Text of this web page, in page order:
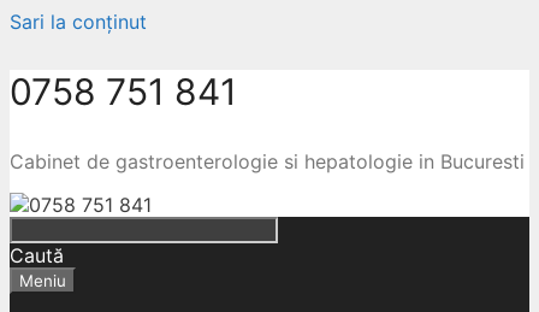
Sari la conținut
0758 751 841
Cabinet de gastroenterologie si hepatologie in Bucuresti
Caută
Meniu